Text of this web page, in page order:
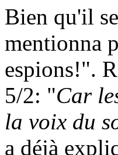
Bien qu'il
mentionna
espions!".
5/2: "Car
la voix du
a déjà